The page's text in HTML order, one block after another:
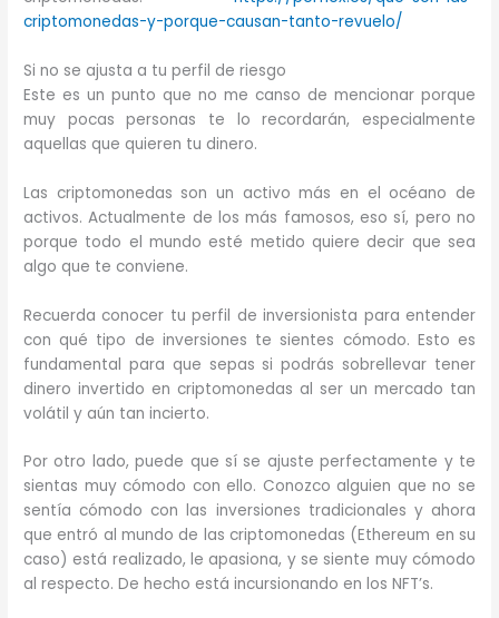
criptomonedas-y-porque-causan-tanto-revuelo/
Si no se ajusta a tu perfil de riesgo
Este es un punto que no me canso de mencionar porque
muy pocas personas te lo recordarán, especialmente
aquellas que quieren tu dinero.
Las criptomonedas son un activo más en el océano de
activos. Actualmente de los más famosos, eso sí, pero no
porque todo el mundo esté metido quiere decir que sea
algo que te conviene.
Recuerda conocer tu perfil de inversionista para entender
con qué tipo de inversiones te sientes cómodo. Esto es
fundamental para que sepas si podrás sobrellevar tener
dinero invertido en criptomonedas al ser un mercado tan
volátil y aún tan incierto.
Por otro lado, puede que sí se ajuste perfectamente y te
sientas muy cómodo con ello. Conozco alguien que no se
sentía cómodo con las inversiones tradicionales y ahora
que entró al mundo de las criptomonedas (Ethereum en su
caso) está realizado, le apasiona, y se siente muy cómodo
al respecto. De hecho está incursionando en los NFT’s.